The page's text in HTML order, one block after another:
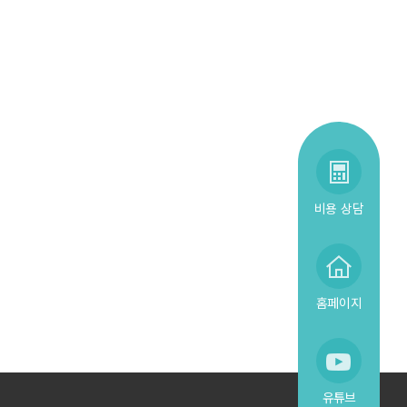
비용 상담
홈페이지
유튜브